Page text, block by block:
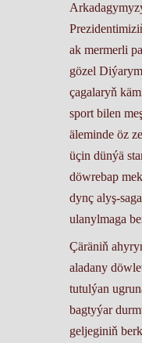
ak mermerli
gözel
çagalaryň
sport bilen
äleminde öz
üçin dünýä
döwrebap
dynç alyş-
ulanylmaga
Çäräniň
aladany
tutulýan
bagtyýar
geljeginiň